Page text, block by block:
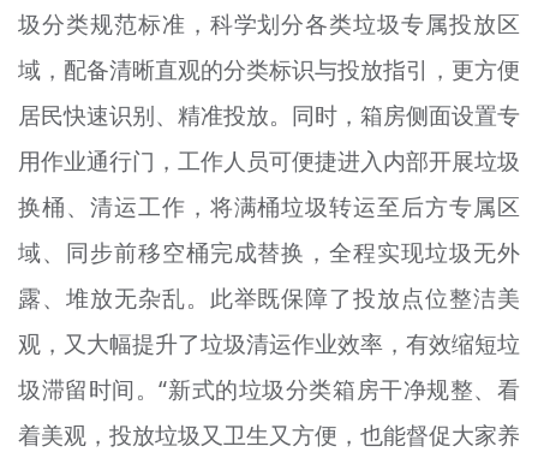
圾分类规范标准，科学划分各类垃圾专属投放区
域，配备清晰直观的分类标识与投放指引，更方便
居民快速识别、精准投放。同时，箱房侧面设置专
用作业通行门，工作人员可便捷进入内部开展垃圾
换桶、清运工作，将满桶垃圾转运至后方专属区
域、同步前移空桶完成替换，全程实现垃圾无外
露、堆放无杂乱。此举既保障了投放点位整洁美
观，又大幅提升了垃圾清运作业效率，有效缩短垃
圾滞留时间。“新式的垃圾分类箱房干净规整、看
着美观，投放垃圾又卫生又方便，也能督促大家养